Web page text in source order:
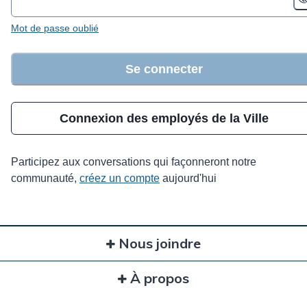
Mot de passe oublié
Se connecter
Connexion des employés de la Ville
Participez aux conversations qui façonneront notre
communauté, créez un compte aujourd'hui
Nous joindre
À propos